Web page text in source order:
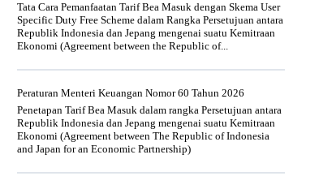
Tata Cara Pemanfaatan Tarif Bea Masuk dengan Skema User
Specific Duty Free Scheme dalam Rangka Persetujuan antara
Republik Indonesia dan Jepang mengenai suatu Kemitraan
Ekonomi (Agreement between the Republic of...
Peraturan Menteri Keuangan Nomor 60 Tahun 2026
Penetapan Tarif Bea Masuk dalam rangka Persetujuan antara
Republik Indonesia dan Jepang mengenai suatu Kemitraan
Ekonomi (Agreement between The Republic of Indonesia
and Japan for an Economic Partnership)